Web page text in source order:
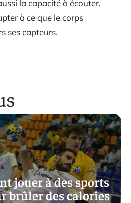
la capacité à écouter,
à ce que le corps
ses capteurs.
jouer à des sports
brûler des calories